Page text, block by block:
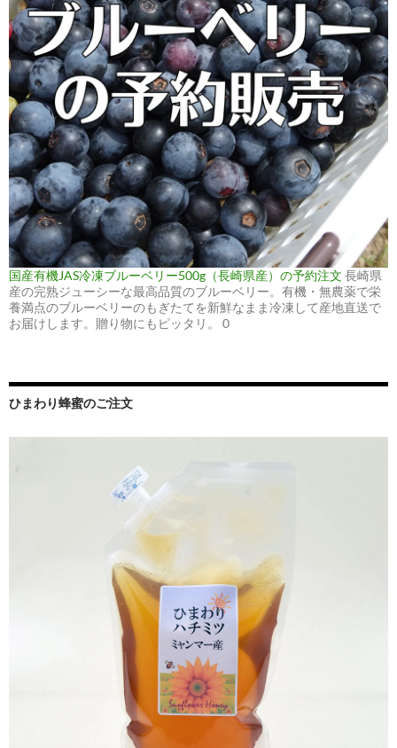
国産有機JAS冷凍ブルーベリー500g（長崎県産）の予約注文 長崎県
産の完熟ジューシーな最高品質のブルーベリー。有機・無農薬で栄
養満点のブルーベリーのもぎたてを新鮮なまま冷凍して産地直送で
お届けします。贈り物にもピッタリ。 0
ひまわり蜂蜜のご注文